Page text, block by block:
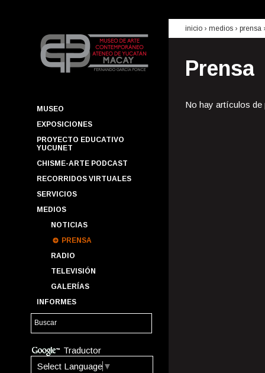
MUSEO
EXPOSICIONES
PROYECTO EDUCATIVO
YUCUNET
CHISME-ARTE PODCAST
RECORRIDOS VIRTUALES
SERVICIOS
MEDIOS
NOTICIAS
PRENSA
RADIO
TELEVISIÓN
GALERÍAS
INFORMES
Traductor
Select Language ▼
inicio › medios › prensa
Prensa
No hay artículos de